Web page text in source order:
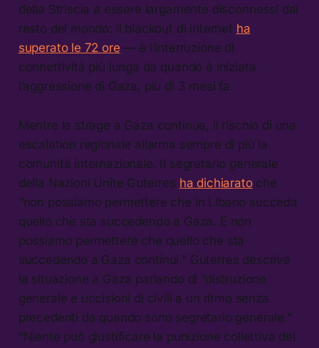
della Striscia a essere largamente disconnessi dal
resto del mondo: il blackout di internet ha
superato le 72 ore — è l’interruzione di
connettività più lunga da quando è iniziata
l’aggressione di Gaza, più di 3 mesi fa.
Mentre la strage a Gaza continua, il rischio di una
escalation regionale allarma sempre di più la
comunità internazionale. Il segretario generale
della Nazioni Unite Guterres ha dichiaratoche
“non possiamo permettere che in Libano succeda
quello che sta succedendo a Gaza. E non
possiamo permettere che quello che sta
succedendo a Gaza continui.” Guterres descrive
la situazione a Gaza parlando di “distruzione
generale e uccisioni di civili a un ritmo senza
precedenti da quando sono segretario generale.”
“Niente può giustificare la punizione collettiva del